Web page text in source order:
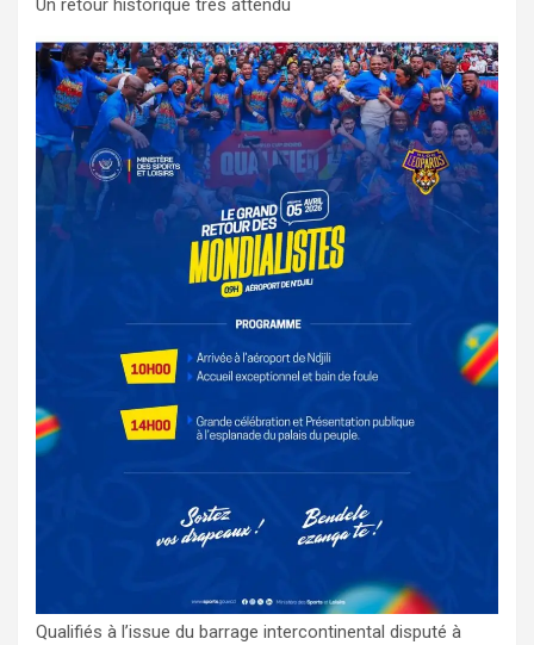
Un retour historique très attendu
Qualifiés à l’issue du barrage intercontinental disputé à